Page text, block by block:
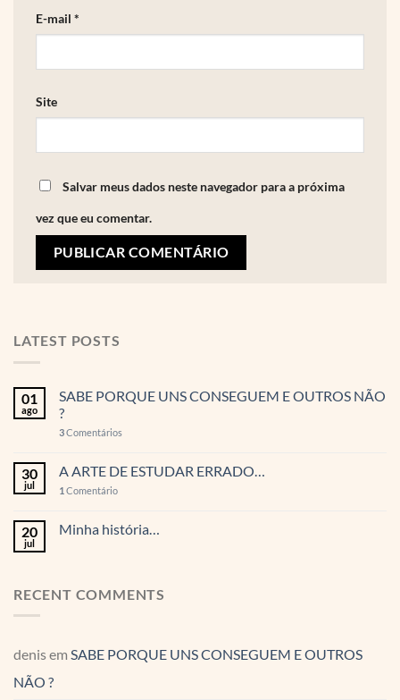
E-mail *
Site
Salvar meus dados neste navegador para a próxima
vez que eu comentar.
LATEST POSTS
01
ago
SABE PORQUE UNS CONSEGUEM E OUTROS NÃO
?
3Comentários
30
jul
A ARTE DE ESTUDAR ERRADO…
1 Comentário
20
jul
Minha história…
RECENT COMMENTS
denisem SABE PORQUE UNS CONSEGUEM E OUTROS
NÃO ?